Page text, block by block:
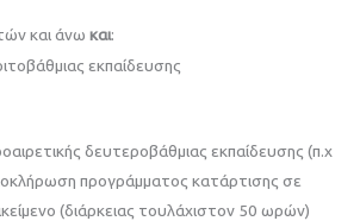
και άνω και:
εκπαίδευσης
δευτεροβάθμιας εκπαίδευσης (π.χ
προγράμματος κατάρτισης σε
(διάρκειας τουλάχιστον 50 ωρών)